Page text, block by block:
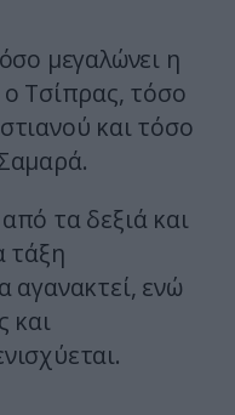
μεγαλώνει η
Τσίπρας, τόσο
και τόσο
τα δεξιά και
τάξη
αγανακτεί, ενώ
και